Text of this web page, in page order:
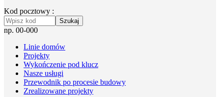
Kod pocztowy :
Szukaj
np. 00-000
Linie domów
Projekty
Wykończenie pod klucz
Nasze usługi
Przewodnik po procesie budowy
Zrealizowane projekty